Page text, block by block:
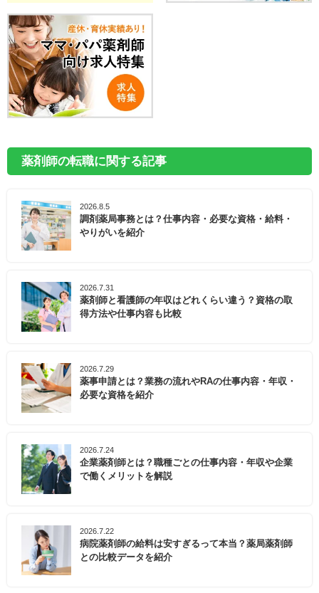
薬剤師の転職に関する記事
2026.8.5
調剤薬局事務とは？仕事内容・必要な資格・給料・
やりがいを紹介
2026.7.31
薬剤師と看護師の年収はどれくらい違う？資格の取
得方法や仕事内容も比較
2026.7.29
薬事申請とは？業務の流れやRAの仕事内容・年収・
必要な資格を紹介
2026.7.24
企業薬剤師とは？職種ごとの仕事内容・年収や企業
で働くメリットを解説
2026.7.22
病院薬剤師の給料は安すぎるって本当？薬局薬剤師
との比較データを紹介